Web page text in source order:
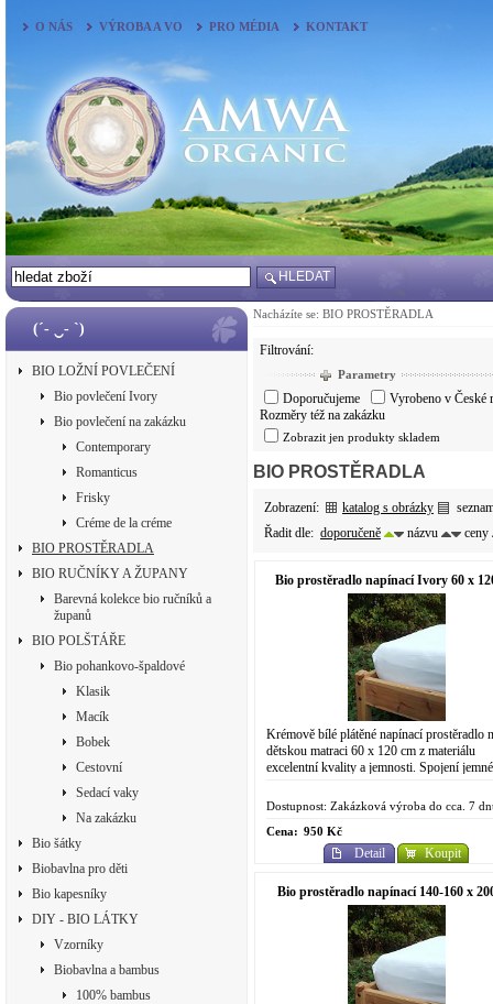
O NÁS VÝROBA A VO PRO MÉDIA KONTAKT
HLEDAT
(´- ‿- `)
BIO LOŽNÍ POVLEČENÍ
Bio povlečení Ivory
Bio povlečení na zakázku
Contemporary
Romanticus
Frisky
Créme de la créme
BIO PROSTĚRADLA
BIO RUČNÍKY A ŽUPANY
Barevná kolekce bio ručníků a
županů
BIO POLŠTÁŘE
Bio pohankovo-špaldové
Klasik
Macík
Bobek
Cestovní
Sedací vaky
Na zakázku
Bio šátky
Biobavlna pro děti
Bio kapesníky
DIY - BIO LÁTKY
Vzorníky
Biobavlna a bambus
100% bambus
Nacházíte se: BIO PROSTĚRADLA
Filtrování:
Parametry
Doporučujeme
Vyrobeno v České
Rozměry též na zakázku
Zobrazit jen produkty skladem
BIO PROSTĚRADLA
Zobrazení: katalog s obrázky
Řadit dle: doporučeně názvu ceny
Bio prostěradlo napínací Ivory 60 x
Krémově bílé plátěné napínací prostěradlo
dětskou matraci 60 x 120 cm z materiálu
excelentní kvality a jemnosti. Spojení
Dostupnost: Zakázková výroba do cca. 7
Cena: 950 Kč
Detail Koupit
Bio prostěradlo napínací 140-160 x